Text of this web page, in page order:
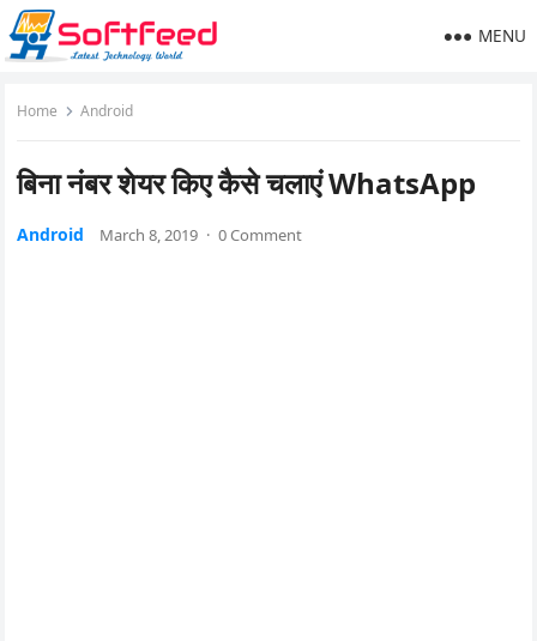
MENU
Home Android
बिना नंबर शेयर किए कैसे चलाएं WhatsApp
Android March 8, 2019 · 0 Comment